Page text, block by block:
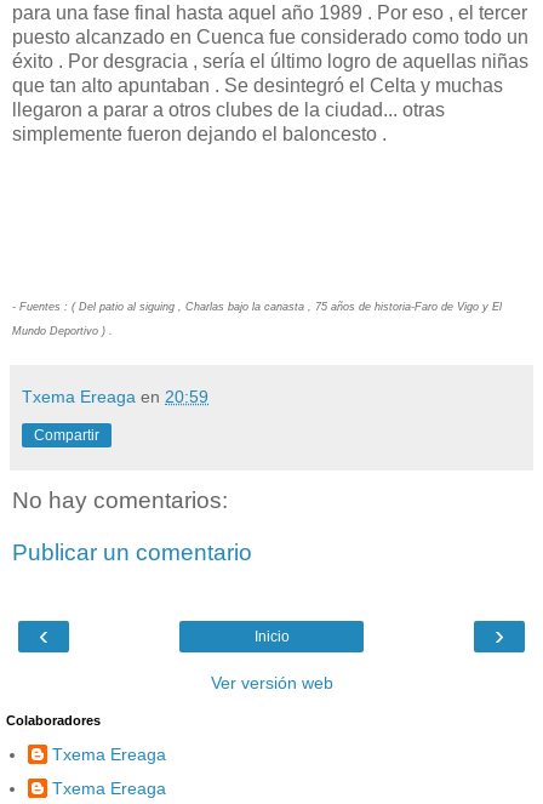
para una fase final hasta aquel año 1989 . Por eso , el tercer
puesto alcanzado en Cuenca fue considerado como todo un
éxito . Por desgracia , sería el último logro de aquellas niñas
que tan alto apuntaban . Se desintegró el Celta y muchas
llegaron a parar a otros clubes de la ciudad... otras
simplemente fueron dejando el baloncesto .
- Fuentes : ( Del patio al siguing , Charlas bajo la canasta , 75 años de historia-Faro de Vigo y El
Mundo Deportivo ) .
Txema Ereaga en 20:59
Compartir
No hay comentarios:
Publicar un comentario
‹ ›
Inicio
Ver versión web
Colaboradores
Txema Ereaga
Txema Ereaga